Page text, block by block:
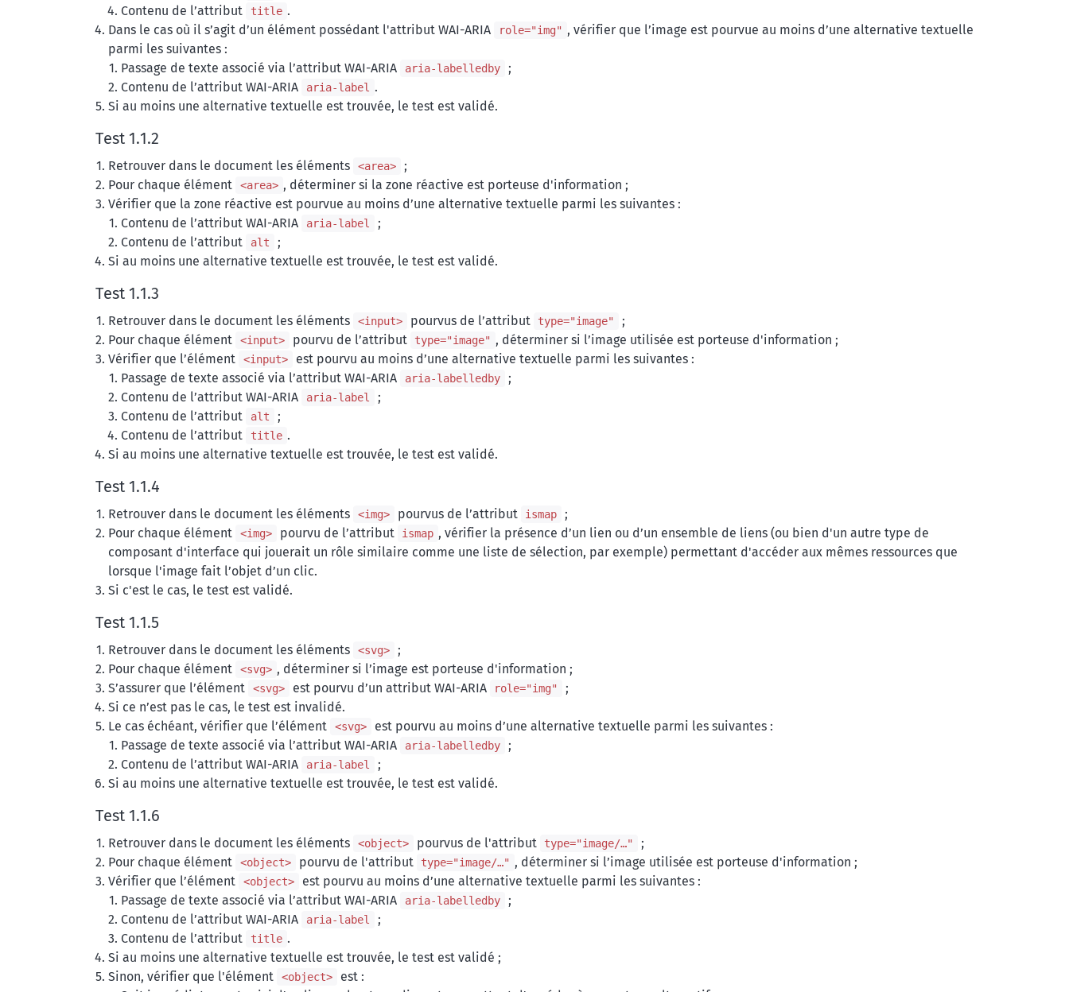
Contenu de l’attribut
title .
Dans le cas où il s’agit d’un élément possédant l'attribut WAI-ARIA
role="img" , vérifier que l’image est pourvue au moins d’une alternative textuelle
parmi les suivantes :
Passage de texte associé via l’attribut WAI-ARIA
aria-labelledby
;
Contenu de l’attribut WAI-ARIA
aria-label
.
Si au moins une alternative textuelle est trouvée, le test est validé.
Test 1.1.2
Retrouver dans le document les éléments <area>
;
Pour chaque élément
<area> , déterminer si la zone réactive est porteuse d'information ;
Vérifier que la zone réactive est pourvue au moins d’une alternative textuelle parmi les suivantes :
Contenu de l’attribut WAI-ARIA
aria-label
;
Contenu de l’attribut
alt
;
Si au moins une alternative textuelle est trouvée, le test est validé.
Test 1.1.3
Retrouver dans le document les éléments <input> pourvus de l’attribut type="image"
;
Pour chaque élément
<input> pourvu de l’attribut type="image" , déterminer si l’image utilisée est porteuse d'information ;
Vérifier que l’élément
<input>
est pourvu au moins d’une alternative textuelle parmi les suivantes :
Passage de texte associé via l’attribut WAI-ARIA
aria-labelledby
;
Contenu de l’attribut WAI-ARIA
aria-label
;
Contenu de l’attribut
alt
;
Contenu de l’attribut
title .
Si au moins une alternative textuelle est trouvée, le test est validé.
Test 1.1.4
Retrouver dans le document les éléments <img> pourvus de l’attribut ismap
;
Pour chaque élément
<img> pourvu de l’attribut ismap , vérifier la présence d’un lien ou d’un ensemble de liens (ou bien d'un autre type de
composant d'interface qui jouerait un rôle similaire comme une liste de sélection, par exemple) permettant d'accéder aux mêmes ressources que
lorsque l'image fait l’objet d’un clic.
Si c'est le cas, le test est validé.
Test 1.1.5
Retrouver dans le document les éléments <svg>
;
Pour chaque élément
<svg> , déterminer si l’image est porteuse d'information ;
S’assurer que l’élément
<svg> est pourvu d’un attribut WAI-ARIA role="img"
;
Si ce n’est pas le cas, le test est invalidé.
Le cas échéant, vérifier que l’élément
<svg>
est pourvu au moins d’une alternative textuelle parmi les suivantes :
Passage de texte associé via l’attribut WAI-ARIA
aria-labelledby
;
Contenu de l’attribut WAI-ARIA
aria-label
;
Si au moins une alternative textuelle est trouvée, le test est validé.
Test 1.1.6
Retrouver dans le document les éléments <object> pourvus de l'attribut type="image/…"
;
Pour chaque élément
<object> pourvu de l'attribut type="image/…" , déterminer si l’image utilisée est porteuse d'information ;
Vérifier que l’élément
<object>
est pourvu au moins d’une alternative textuelle parmi les suivantes :
Passage de texte associé via l’attribut WAI-ARIA
aria-labelledby
;
Contenu de l’attribut WAI-ARIA
aria-label
;
Contenu de l’attribut
title .
Si au moins une alternative textuelle est trouvée, le test est validé ;
Sinon, vérifier que l'élément
<object>
est :